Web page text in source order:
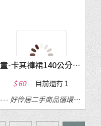
童-卡其褲裙140公分(新)
$ 60 目前還有 1
---好伶居二手商品循環店